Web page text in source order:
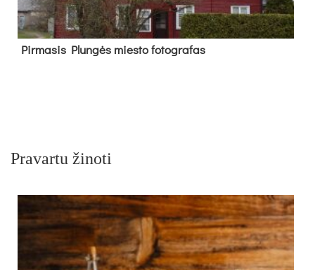
Pir­ma­sis Plun­gės mies­to fo­tog­ra­fas
Pravartu žinoti